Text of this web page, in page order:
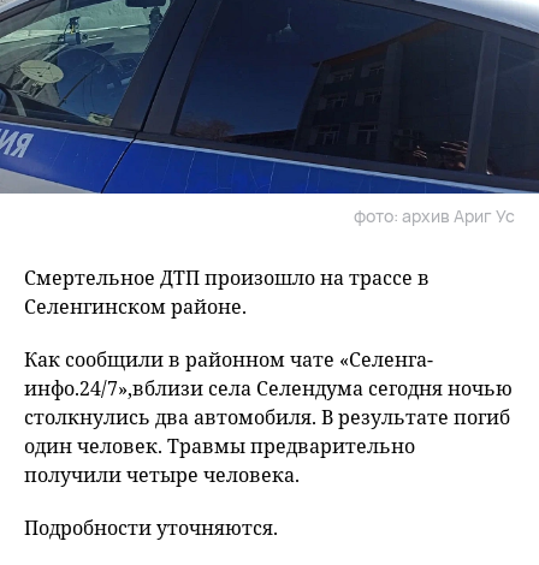
фото: архив Ариг Ус
Смертельное ДТП произошло на трассе в
Селенгинском районе.
Как сообщили в районном чате «Селенга-
инфо.24/7»,вблизи села Селендума сегодня ночью
столкнулись два автомобиля. В результате погиб
один человек. Травмы предварительно
получили четыре человека.
Подробности уточняются.